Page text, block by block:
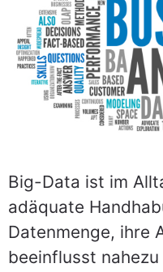
Ihre
Big-Data ist im
adäquate
Datenmenge, ihre
beeinflusst nahezu